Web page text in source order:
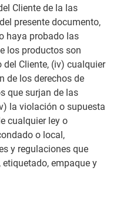
Cliente de la las
presente documento,
haya probado las
los productos son
Cliente, (iv) cualquier
de los derechos de
que surjan de las
la violación o supuesta
cualquier ley o
o local,
y regulaciones que
empaque y